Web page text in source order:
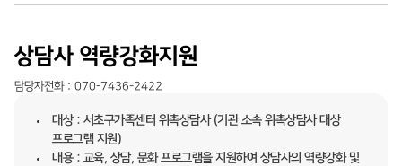
상담사 역량강화지원
담당자전화 : 070-7436-2422
대상 : 서초구가족센터 위촉상담사 (기관 소속 위촉상담사 대상
프로그램 지원)
내용 : 교육, 상담, 문화 프로그램을 지원하여 상담사의 역량강화 및